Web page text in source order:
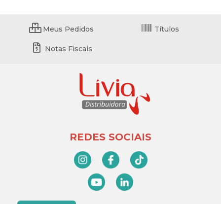
Meus Pedidos Títulos
Notas Fiscais
REDES SOCIAIS